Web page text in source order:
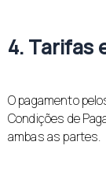
4. Tarifas
O pagamento
Condições de
ambas as partes.